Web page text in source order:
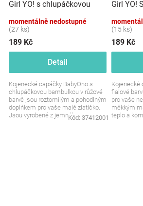
Girl YO! s chlupáčkovou
momentálně nedostupné
(27 ks)
189 Kč
Detail
Kojenecké capáčky BabyOno s
chlupáčkovou bambulkou v růžové
barvě jsou roztomilým a pohodlným
doplňkem pro vaše malé zlatíčko.
Jsou vyrobené z jemného
Kód: 37412001
Girl YO!
(15 ks)
189 Kč
Kojenecké
fialové
pro vaše
měkkým
teplo a